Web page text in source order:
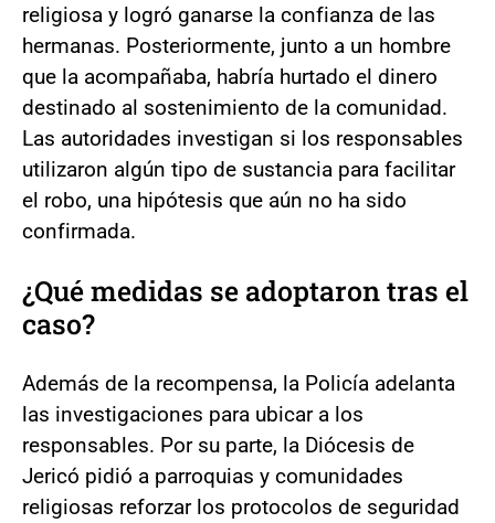
religiosa y logró ganarse la confianza de las
hermanas. Posteriormente, junto a un hombre
que la acompañaba, habría hurtado el dinero
destinado al sostenimiento de la comunidad.
Las autoridades investigan si los responsables
utilizaron algún tipo de sustancia para facilitar
el robo, una hipótesis que aún no ha sido
confirmada.
¿Qué medidas se adoptaron tras el
caso?
Además de la recompensa, la Policía adelanta
las investigaciones para ubicar a los
responsables. Por su parte, la Diócesis de
Jericó pidió a parroquias y comunidades
religiosas reforzar los protocolos de seguridad